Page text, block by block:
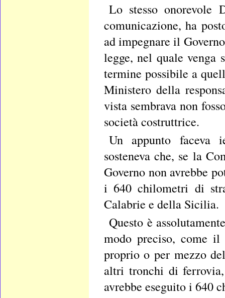
Lo stesso onorevole
comunicazione, ha
ad impegnare il
legge, nel quale
termine possibile a
Ministero della
vista sembrava non
società costruttrice.
Un appunto faceva
sosteneva che, se la
Governo non avrebbe
i 640 chilometri di
Calabrie e della Sicilia.
Questo è
modo preciso, come
proprio o per mezzo
altri tronchi di
avrebbe eseguito i 640